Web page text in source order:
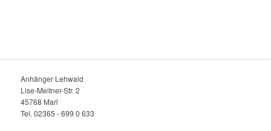
Anhänger Lehwald
Lise-Meitner-Str. 2
45768 Marl
Tel. 02365 - 699 0 633